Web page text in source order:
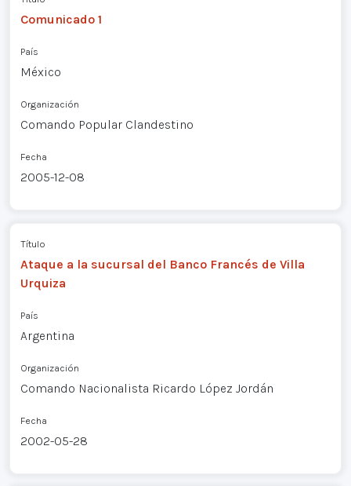
Comunicado 1
País
México
Organización
Comando Popular Clandestino
Fecha
2005-12-08
Título
Ataque a la sucursal del Banco Francés de Villa
Urquiza
País
Argentina
Organización
Comando Nacionalista Ricardo López Jordán
Fecha
2002-05-28